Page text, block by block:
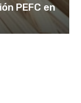
PEFC en